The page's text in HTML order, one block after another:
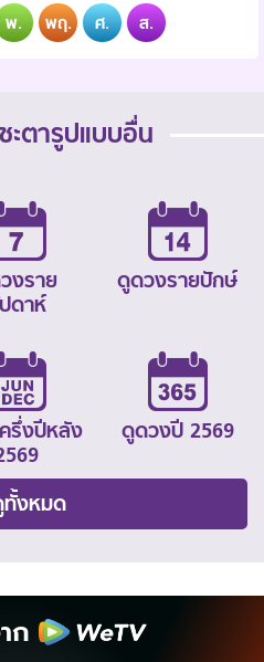
พ. พฤ. ศ. ส.
ะตารูปแบบอื่น
งราย
ดาห์
ดูดวงรายปักษ์
รึ่งปีหลัง
ดูดวงปี 2569
งหมด
ก